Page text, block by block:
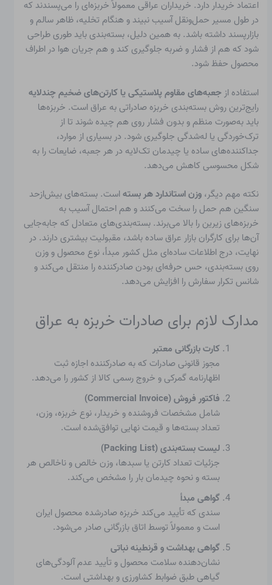
اعتماد خریدار دارد. خریداران عراقی معمولاً خربزه‌ای را می‌پسندند که
در طول مسیر حمل‌ونقل آسیب نبیند و هنگام تخلیه، ظاهر سالم و
بازارپسند داشته باشد. به همین دلیل، بسته‌بندی باید طوری طراحی
شود که هم از فشار و ضربه جلوگیری کند و هم جریان هوا در اطراف
محصول حفظ شود.
استفاده ازجعبه‌های مقاوم پلاستیکی یا کارتن‌های ضخیم چندلایه
رایج‌ترین روش بسته‌بندی خربزه صادراتی به عراق است. خربزه‌ها
باید به‌صورت منظم و بدون فشار روی هم چیده شوند تا از
ترک‌خوردگی یا له‌شدگی جلوگیری شود. در بسیاری از موارد،
جداکننده‌های ساده یا چیدمان تک‌لایه در هر جعبه، ضایعات را به
شکل محسوسی کاهش می‌دهد.
نکته مهم دیگر،وزن استاندارد هر بستهاست. بسته‌های بیش‌ازحد
سنگین هم حمل را سخت می‌کنند و هم احتمال آسیب به
خربزه‌های زیرین را بالا می‌برند. بسته‌بندی‌های متعادل که جابه‌جایی
آن‌ها برای کارگران بازار عراق ساده باشد، مقبولیت بیشتری دارند. در
نهایت، درج اطلاعات ساده‌ای مثل کشور مبدأ، نوع محصول و وزن
روی بسته‌بندی، حس حرفه‌ای بودن صادرکننده را منتقل می‌کند و
شانس تکرار سفارش را افزایش می‌دهد.
مدارک لازم برای صادرات خربزه به عراق
کارت بازرگانی معتبر
مجوز قانونی صادرات که به صادرکننده اجازه ثبت
اظهارنامه گمرکی و خروج رسمی کالا از کشور را می‌دهد.
فاکتور فروش (Commercial Invoice)
شامل مشخصات فروشنده و خریدار، نوع خربزه، وزن،
تعداد بسته‌ها و قیمت نهایی توافق‌شده است.
لیست بسته‌بندی (Packing List)
جزئیات تعداد کارتن یا سبدها، وزن خالص و ناخالص هر
بسته و نحوه چیدمان بار را مشخص می‌کند.
گواهی مبدأ
سندی که تأیید می‌کند خربزه صادرشده محصول ایران
است و معمولاً توسط اتاق بازرگانی صادر می‌شود.
گواهی بهداشت و قرنطینه نباتی
نشان‌دهنده سلامت محصول و تأیید عدم آلودگی‌های
گیاهی طبق ضوابط کشاورزی و بهداشتی است.